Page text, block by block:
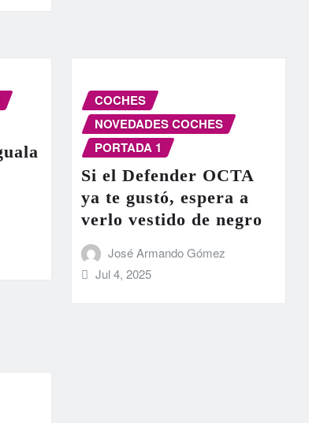
COCHES
NOVEDADES COCHES
PORTADA 1
Si el Defender OCTA
ya te gustó, espera a
verlo vestido de negro
José Armando Gómez
Jul 4, 2025